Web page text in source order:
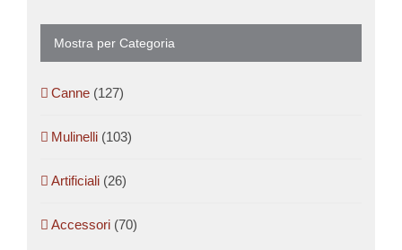
Mostra per Categoria
Canne (127)
Mulinelli (103)
Artificiali (26)
Accessori (70)